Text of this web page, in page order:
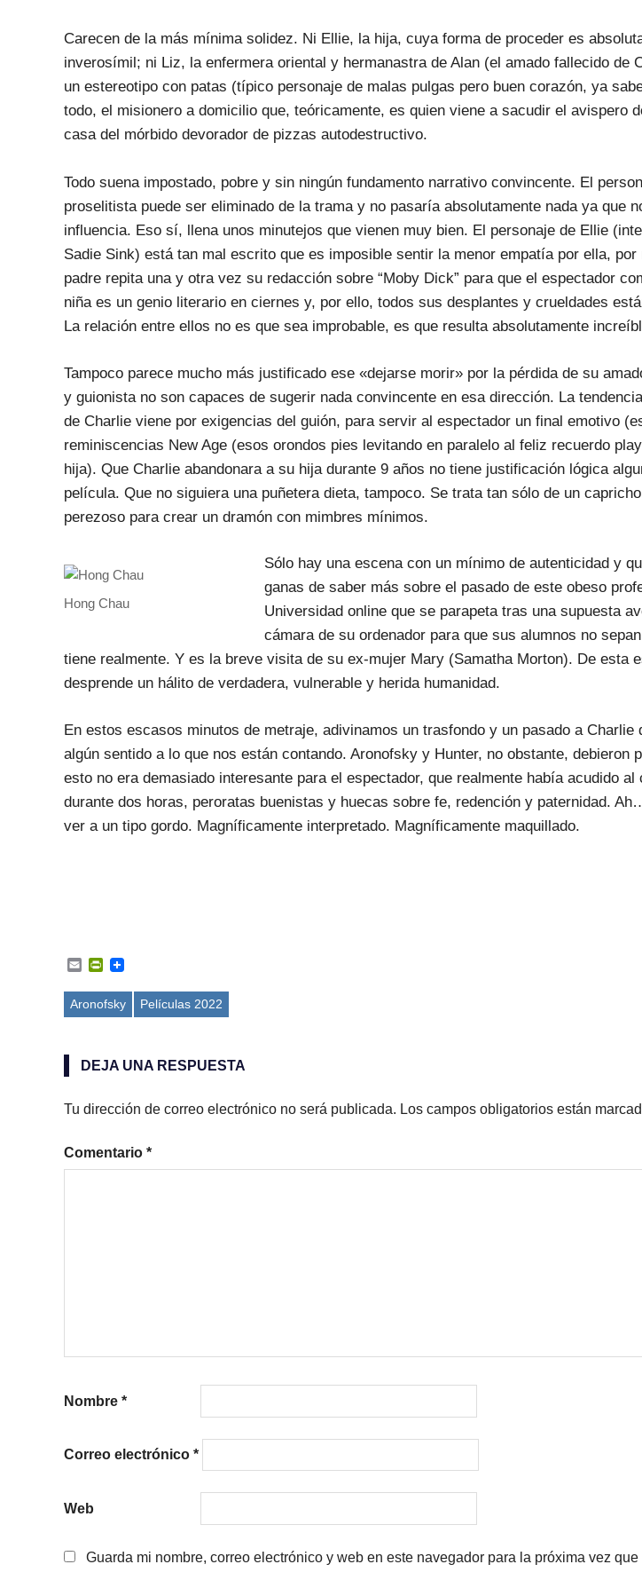
Carecen de la más mínima solidez. Ni Ellie, la hija, cuya forma de proceder es
inverosímil; ni Liz, la enfermera oriental y hermanastra de Alan (el amado fallecido de
un estereotipo con patas (típico personaje de malas pulgas pero buen corazón, ya
todo, el misionero a domicilio que, teóricamente, es quien viene a sacudir el avispero
casa del mórbido devorador de pizzas autodestructivo.
Todo suena impostado, pobre y sin ningún fundamento narrativo convincente. El
proselitista puede ser eliminado de la trama y no pasaría absolutamente nada ya que
influencia. Eso sí, llena unos minutejos que vienen muy bien. El personaje de Ellie
Sadie Sink) está tan mal escrito que es imposible sentir la menor empatía por ella, por
padre repita una y otra vez su redacción sobre “Moby Dick” para que el espectador
niña es un genio literario en ciernes y, por ello, todos sus desplantes y crueldades
La relación entre ellos no es que sea improbable, es que resulta absolutamente
Tampoco parece mucho más justificado ese «dejarse morir» por la pérdida de su
y guionista no son capaces de sugerir nada convincente en esa dirección. La
de Charlie viene por exigencias del guión, para servir al espectador un final emotivo
reminiscencias New Age (esos orondos pies levitando en paralelo al feliz recuerdo
hija). Que Charlie abandonara a su hija durante 9 años no tiene justificación lógica
película. Que no siguiera una puñetera dieta, tampoco. Se trata tan sólo de un
perezoso para crear un dramón con mimbres mínimos.
Hong Chau
Sólo hay una escena con un mínimo de autenticidad y
ganas de saber más sobre el pasado de este obeso
Universidad online que se parapeta tras una supuesta
cámara de su ordenador para que sus alumnos no
tiene realmente. Y es la breve visita de su ex-mujer Mary (Samatha Morton). De esta
desprende un hálito de verdadera, vulnerable y herida humanidad.
En estos escasos minutos de metraje, adivinamos un trasfondo y un pasado a Charlie
algún sentido a lo que nos están contando. Aronofsky y Hunter, no obstante, debieron
esto no era demasiado interesante para el espectador, que realmente había acudido al
durante dos horas, peroratas buenistas y huecas sobre fe, redención y paternidad.
ver a un tipo gordo. Magníficamente interpretado. Magníficamente maquillado.
EmailPrintFriendly
Aronofsky Películas 2022
DEJA UNA RESPUESTA
Tu dirección de correo electrónico no será publicada. Los campos obligatorios están
Comentario *
Nombre *
Correo electrónico *
Web
Guarda mi nombre, correo electrónico y web en este navegador para la próxima vez que